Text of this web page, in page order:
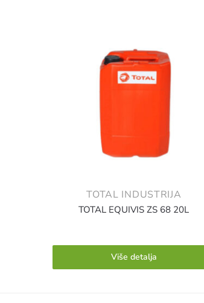
TOTAL INDUSTRIJA
TOTAL EQUIVIS ZS 68 20L
Više detalja